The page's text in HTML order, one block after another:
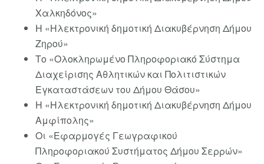
Χαλκηδόνος»
Η «Ηλεκτρονική δημοτική Διακυβέρνηση Δήμου
Ζηρού»
Το «Ολοκληρωμένο Πληροφοριακό Σύστημα
Διαχείρισης Αθλητικών και Πολιτιστικών
Εγκαταστάσεων του Δήμου Θάσου»
Η «Ηλεκτρονική δημοτική Διακυβέρνηση Δήμου
Αμφίπολης»
Οι «Εφαρμογές Γεωγραφικού
Πληροφοριακού Συστήματος Δήμου Σερρών»